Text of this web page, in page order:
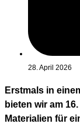
28. April 2026
Erstmals in
bieten wir am
Materialien für